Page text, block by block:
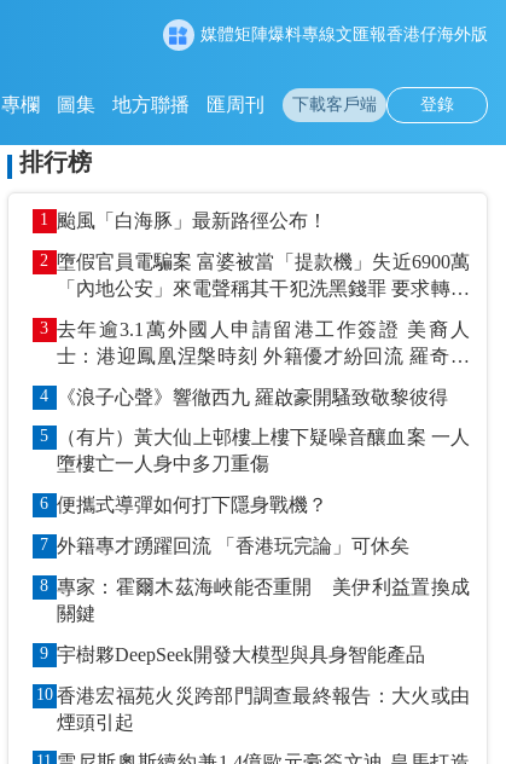
媒體矩陣爆料專線文匯報香港仔海外版
專欄 圖集 地方聯播 匯周刊 下載客戶端 登錄
排行榜
1 颱風「白海豚」最新路徑公布！
2 墮假官員電騙案 富婆被當「提款機」失近6900萬
「內地公安」來電聲稱其干犯洗黑錢罪 要求轉賬
到指定戶口作「保證金」
3 去年逾3.1萬外國人申請留港工作簽證 美裔人
士：港迎鳳凰涅槃時刻 外籍優才紛回流 羅奇抹
黑論被打臉
4 《浪子心聲》響徹西九 羅啟豪開騷致敬黎彼得
5
（有片）黃大仙上邨樓上樓下疑噪音釀血案 一人
墮樓亡一人身中多刀重傷
6 便攜式導彈如何打下隱身戰機？
7 外籍專才踴躍回流 「香港玩完論」可休矣
8 專家：霍爾木茲海峽能否重開 美伊利益置換成
關鍵
9 宇樹夥DeepSeek開發大模型與具身智能產品
10 香港宏福苑火災跨部門調查最終報告：大火或由
煙頭引起